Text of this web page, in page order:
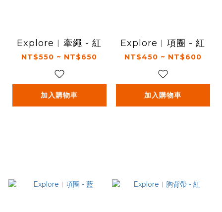
Explore︱牽繩 - 紅
NT$550 ~ NT$650
加入購物車
Explore︱項圈 - 紅
NT$450 ~ NT$600
加入購物車